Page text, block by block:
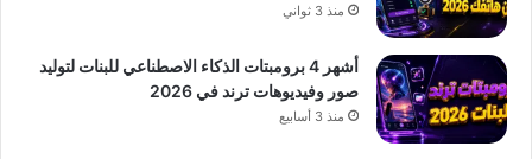
منذ 3 ثواني
أشهر 4 برومبتات الذكاء الاصطناعي للبنات لتوليد
صور وفيديوهات ترند في 2026
منذ 3 أسابيع